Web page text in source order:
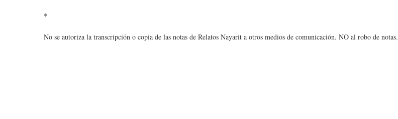
*
No se autoriza la transcripción o copia de las notas de Relatos Nayarit a otros medios de comunicación. NO al robo de notas.